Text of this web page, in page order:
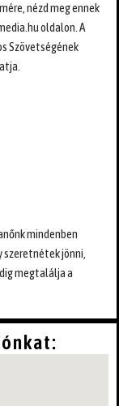
nézd meg ennek
oldalon. A
Szövetségének
mindenben
szeretnétek jönni,
megtalálja a